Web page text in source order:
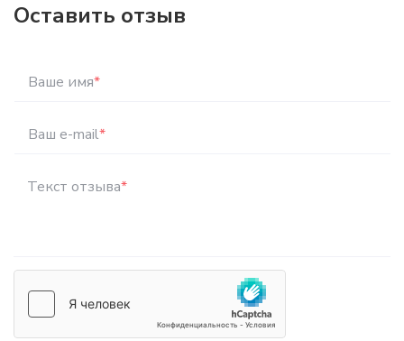
Оставить отзыв
Ваше имя*
Ваш e-mail*
Текст отзыва*